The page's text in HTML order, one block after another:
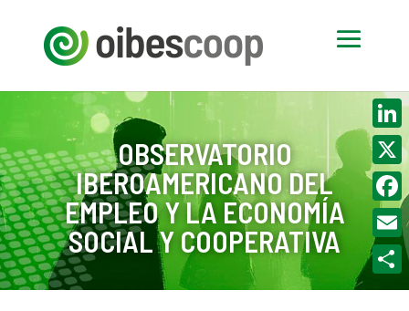
OBSERVATORIO
IBEROAMERICANO DEL
EMPLEO Y LA ECONOMÍA
SOCIAL Y COOPERATIVA
X
Email